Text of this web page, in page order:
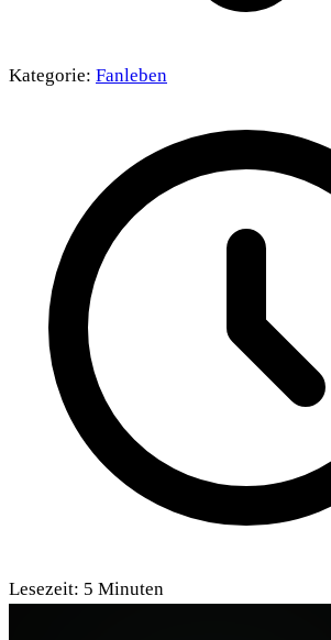
Kategorie: Fanleben
Lesezeit: 5 Minuten